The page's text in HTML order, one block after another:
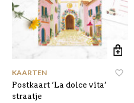
KAARTEN
Postkaart ‘La dolce vita’
straatje